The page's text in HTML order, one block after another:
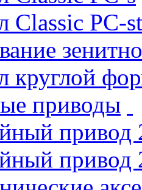
Classic PC-st
круглой
приводы
привод
привод